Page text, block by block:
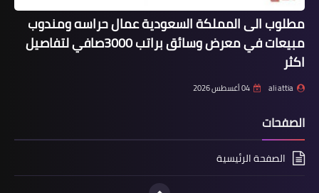
مطلوب الى المملكة السعودية عمال حراسه ومندوب
مبيعات في معرض وسائق براتب 3000صافي لتفاصيل
اكثر
ali attia 04 أغسطس 2026
الصفحات
الصفحة الرئيسية